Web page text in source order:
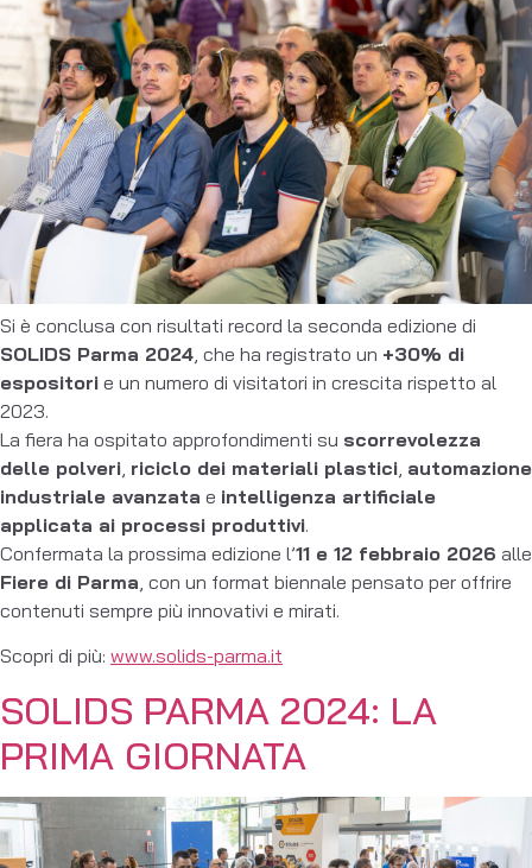
Si è conclusa con risultati record la seconda edizione di
SOLIDS Parma 2024 , che ha registrato un +30% di
espositori e un numero di visitatori in crescita rispetto al
2023.
La fiera ha ospitato approfondimenti su scorrevolezza
delle polveri riciclo dei materiali plastici automazione
industriale avanzata e intelligenza artificiale
applicata ai processi produttivi.
Confermata la prossima edizione l’11 e 12 febbraio 2026 alle
Fiere di Parma , con un format biennale pensato per offrire
contenuti sempre più innovativi e mirati.
Scopri di più: www.solids-parma.it
SOLIDS PARMA 2024: LA
PRIMA GIORNATA